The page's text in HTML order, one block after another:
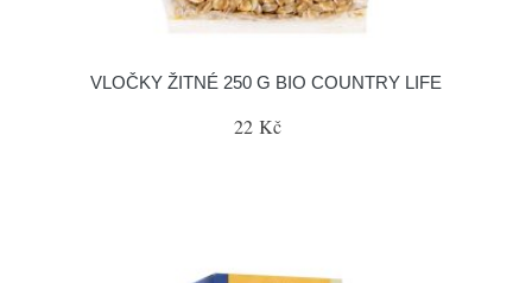
VLOČKY ŽITNÉ 250 G BIO COUNTRY LIFE
22 Kč